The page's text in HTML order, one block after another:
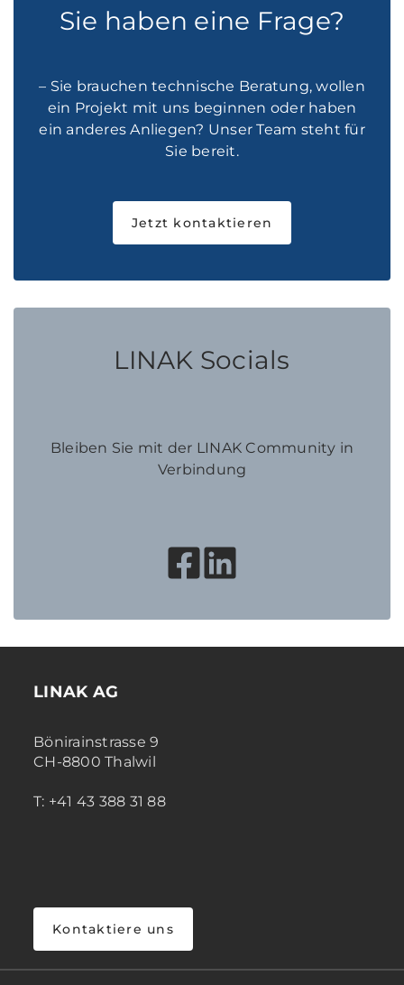
Sie haben eine Frage?
– Sie brauchen technische Beratung, wollen
ein Projekt mit uns beginnen oder haben
ein anderes Anliegen? Unser Team steht für
Sie bereit.
Jetzt kontaktieren
LINAK Socials
Bleiben Sie mit der LINAK Community in
Verbindung
LINAK AG
Bönirainstrasse 9
CH-8800 Thalwil
T: +41 43 388 31 88
Kontaktiere uns